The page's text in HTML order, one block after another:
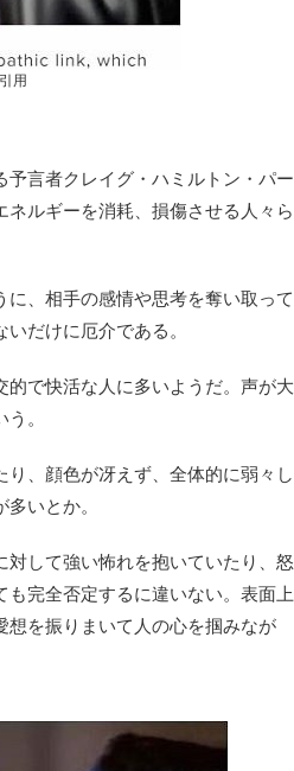
用
言者クレイグ・ハミルトン・パー
ルギーを消耗、損傷させる人々ら
、相手の感情や思考を奪い取って
だけに厄介である。
で快活な人に多いようだ。声が大
。
、顔色が冴えず、全体的に弱々し
いとか。
して強い怖れを抱いていたり、怒
完全否定するに違いない。表面上
想を振りまいて人の心を掴みなが